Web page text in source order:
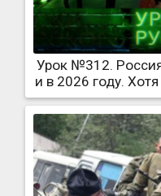
Урок №312.
и в 2026 году.